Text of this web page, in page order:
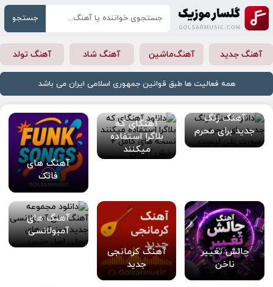
جستجو
آهنگ جدید آهنگ‌ماشین آهنگ شاد آهنگ تولد
همه فعالیت ها طبق قوانین جمهوری اسلامی ایران می باشد
آهنگ زنگ
جدید برای محرم
آهنگای که
بلاگرا استفاده
میکنند
آهنگ های
فانک
چالش تغییر
ناخن
آهنگ کرمانجی
جدید
آهنگ های
آمبولانسی